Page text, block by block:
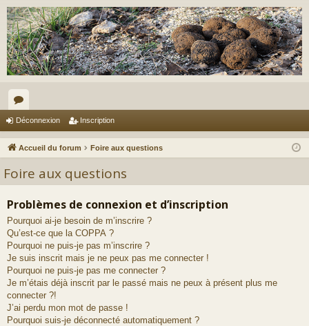
or
u
Déconnexion Inscription
Accueil du forum Foire aux questions
Foire aux questions
Problèmes de connexion et d’inscription
Pourquoi ai-je besoin de m’inscrire ?
Qu’est-ce que la COPPA ?
Pourquoi ne puis-je pas m’inscrire ?
Je suis inscrit mais je ne peux pas me connecter !
Pourquoi ne puis-je pas me connecter ?
Je m’étais déjà inscrit par le passé mais ne peux à présent plus me
connecter ?!
J’ai perdu mon mot de passe !
Pourquoi suis-je déconnecté automatiquement ?